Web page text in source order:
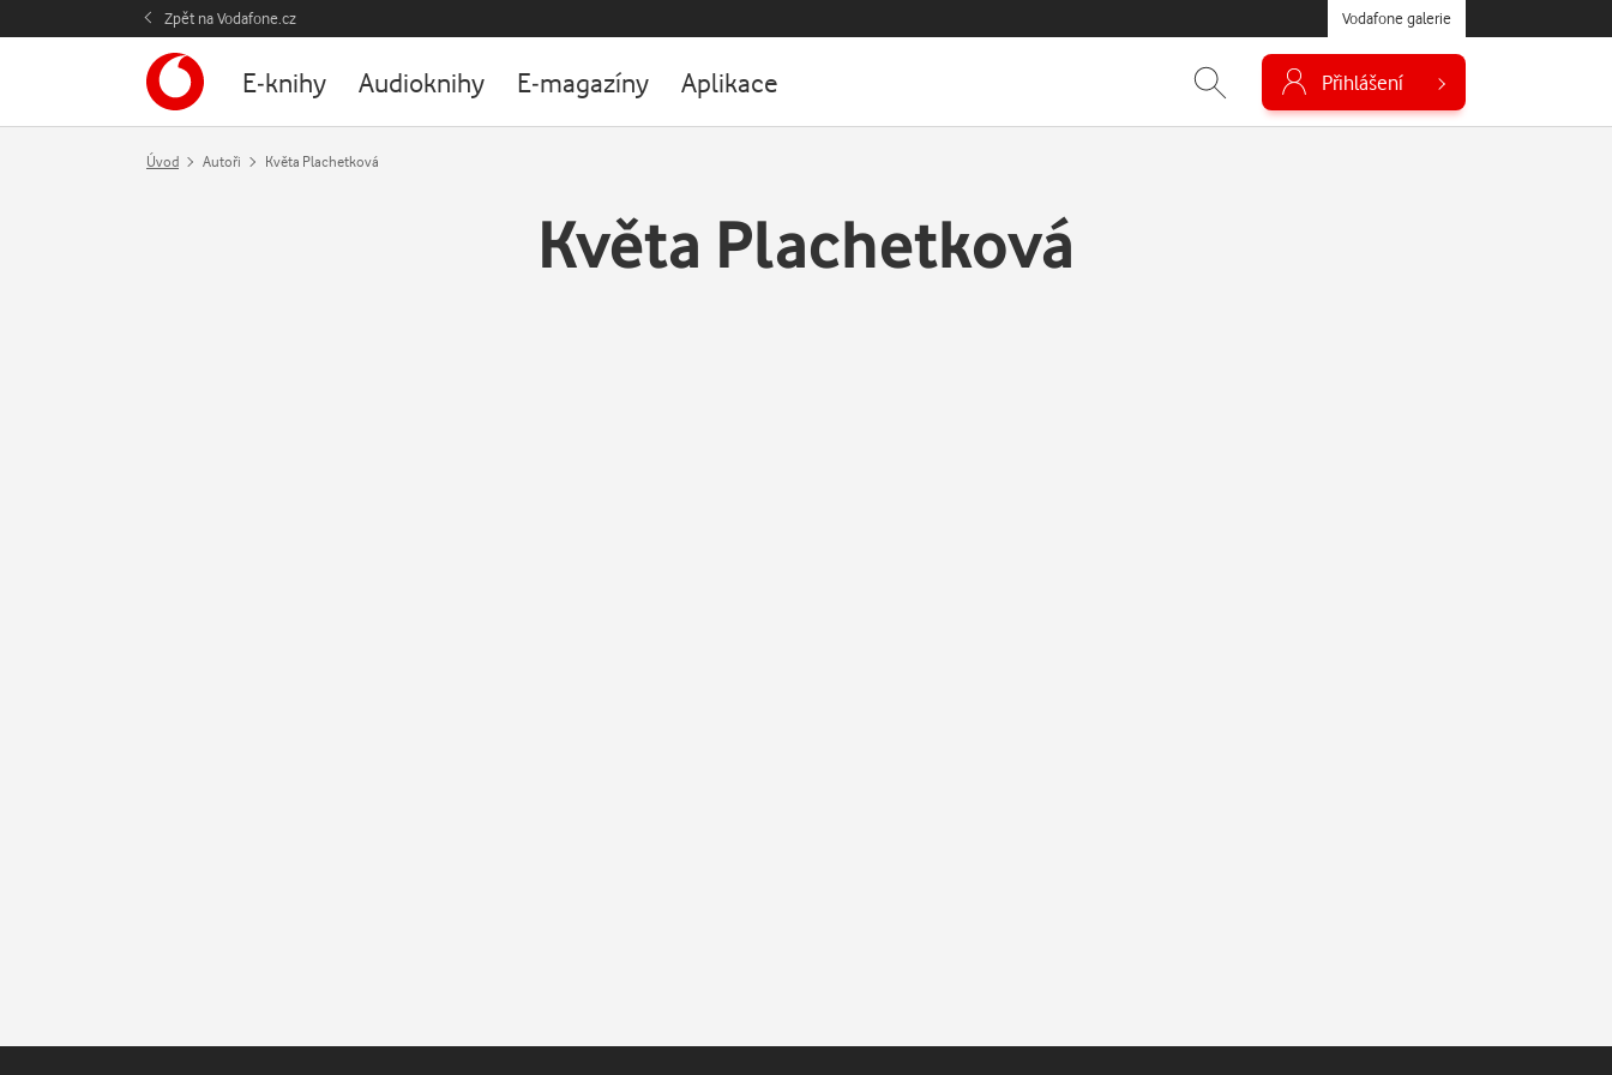
Zpět na Vodafone.cz Vodafone galerie
E-knihy Audioknihy E-magazíny Aplikace Přihlášení
Úvod Autoři Květa Plachetková
Květa Plachetková